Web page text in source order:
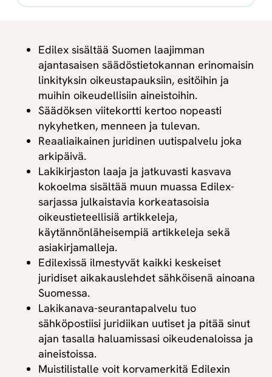
Edilex sisältää Suomen laajimman
ajantasaisen säädöstietokannan erinomaisin
linkityksin oikeustapauksiin, esitöihin ja
muihin oikeudellisiin aineistoihin.
Säädöksen viitekortti kertoo nopeasti
nykyhetken, menneen ja tulevan.
Reaaliaikainen juridinen uutispalvelu joka
arkipäivä.
Lakikirjaston laaja ja jatkuvasti kasvava
kokoelma sisältää muun muassa Edilex-
sarjassa julkaistavia korkeatasoisia
oikeustieteellisiä artikkeleja,
käytännönläheisempiä artikkeleja sekä
asiakirjamalleja.
Edilexissä ilmestyvät kaikki keskeiset
juridiset aikakauslehdet sähköisenä ainoana
Suomessa.
Lakikanava-seurantapalvelu tuo
sähköpostiisi juridiikan uutiset ja pitää sinut
ajan tasalla haluamissasi oikeudenaloissa ja
aineistoissa.
Muistilistalle voit korvamerkitä Edilexin